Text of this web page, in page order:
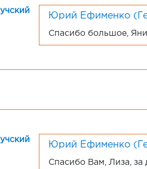
Юрий Ефименко
Спасибо большое,
Юрий Ефименко
Спасибо Вам, Лиза,